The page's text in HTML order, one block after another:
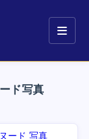
ド写真